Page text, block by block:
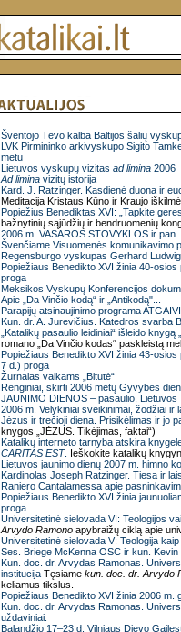
Šventojo Tėvo kalba Baltijos šalių
LVK Pirmininko arkivyskupo Sigito
metu
Lietuvos vyskupų vizitas ad limina 2006
Ad limina vizitų istorija
Kard. J. Ratzinger. Kasdienė duona ir
Meditacija Kristaus Kūno ir Kraujo
Popiežius Benediktas XVI: „Tapkite
bažnytinių sąjūdžių ir bendruomenių
2006 m. VASAROS STOVYKLOS ir pan.
Švenčiame Visuomenės komunikavimo
Regensburgo vyskupas Gerhard
Popiežiaus Benedikto XVI žinia 40-
proga
Meksikos Vyskupų Konferencijos
Apie „Da Vinčio kodą“ ir „Antikodą"...
Parapijų atsinaujinimo programa
Kun. dr. A. Jurevičius. Katedros svarba
„Katalikų pasaulio leidiniai“ išleido knygą
romano „Da Vinčio kodas“ paskleistą
Popiežiaus Benedikto XVI žinia 43-
7 d.) proga
Žurnalas vaikams „Bitutė“
Renginiai, skirti 2006 metų Gyvybės
JAUNIMO DIENOS – pasaulio, Lietuvos
2006 m. Velykiniai sveikinimai, žodžiai ir
Jėzus ir trečioji diena. Prisikėlimas ir jo
knygos „JĖZUS. Tikėjimas, faktai“)
Katalikų interneto tarnyba atskira
CARITAS EST. Ieškokite katalikų
Lietuvos jaunimo dienų 2007 m. himno
Kardinolas Joseph Ratzinger. Tiesa ir
Raniero Cantalamessa apie
Popiežiaus Benedikto XVI žinia
proga
Universitetinė sielovada VI: Teologijos
Arvydo Ramono apybraižų ciklą apie
Universitetinė sielovada V: Teologija
Ses. Briege McKenna OSC ir kun.
Kun. doc. dr. Arvydas Ramonas.
institucija Tęsiame kun. doc. dr. Arvydo
keliamus tikslus.
Popiežiaus Benedikto XVI žinia 2006 m.
Kun. doc. dr. Arvydas Ramonas.
uždaviniai.
Balandžio 17–23 d. Vilniaus Dievo